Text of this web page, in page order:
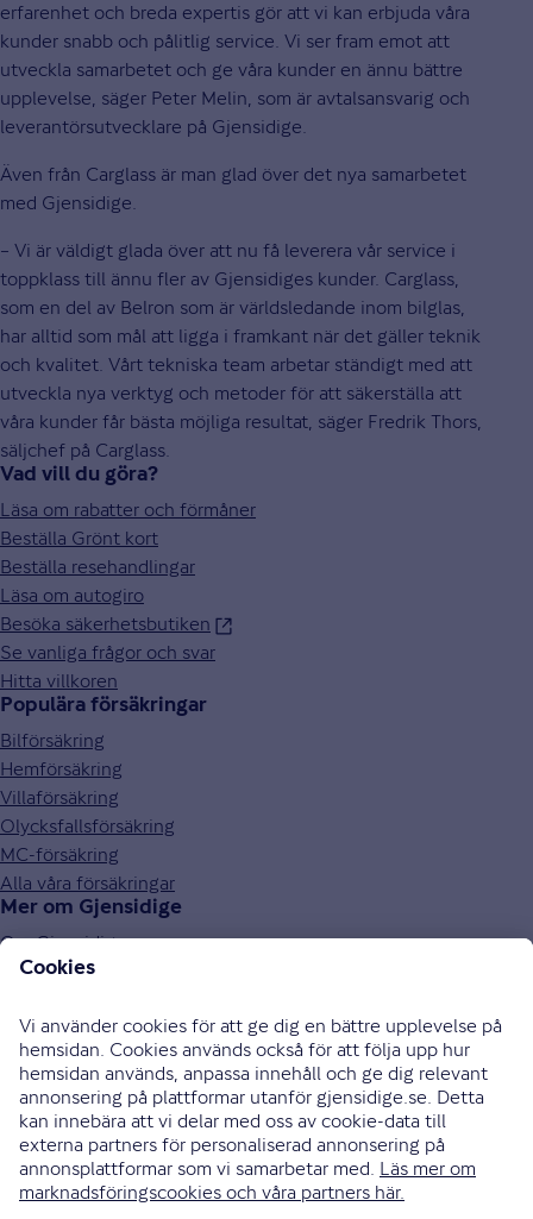
erfarenhet och breda expertis gör att vi kan erbjuda våra
kunder snabb och pålitlig service. Vi ser fram emot att
utveckla samarbetet och ge våra kunder en ännu bättre
upplevelse, säger Peter Melin, som är avtalsansvarig och
leverantörsutvecklare på Gjensidige.
Även från Carglass är man glad över det nya samarbetet
med Gjensidige.
– Vi är väldigt glada över att nu få leverera vår service i
toppklass till ännu fler av Gjensidiges kunder. Carglass,
som en del av Belron som är världsledande inom bilglas,
har alltid som mål att ligga i framkant när det gäller teknik
och kvalitet. Vårt tekniska team arbetar ständigt med att
utveckla nya verktyg och metoder för att säkerställa att
våra kunder får bästa möjliga resultat, säger Fredrik Thors,
säljchef på Carglass.
Vad vill du göra?
Läsa om rabatter och förmåner
Beställa Grönt kort
Beställa resehandlingar
Läsa om autogiro
Besöka säkerhetsbutiken
Se vanliga frågor och svar
Hitta villkoren
Populära försäkringar
Bilförsäkring
Hemförsäkring
Villaförsäkring
Olycksfallsförsäkring
MC-försäkring
Alla våra försäkringar
Mer om Gjensidige
Om Gjensidige
Jobba hos oss
Press och media
Investor relations
Samarbetspartners
0771-326 326
Bli uppringd
Skriv till oss
Instagram